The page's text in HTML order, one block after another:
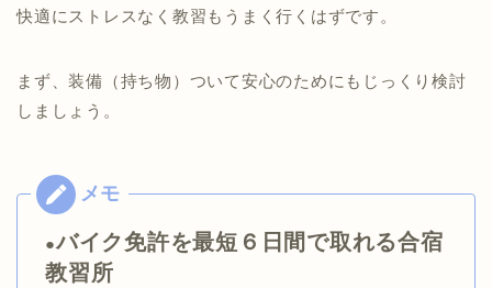
快適にストレスなく教習もうまく行くはずです。
まず、装備（持ち物）ついて安心のためにもじっくり検討
しましょう。
●バイク免許を最短６日間で取れる合宿
教習所